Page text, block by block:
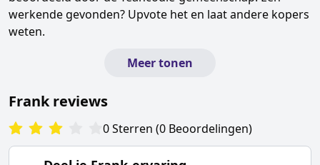
werkende gevonden? Upvote het en laat andere kopers
weten.
Meer tonen
Frankreviews
0Sterren (0 Beoordelingen)